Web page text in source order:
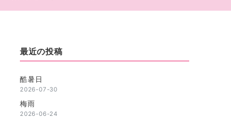
最近の投稿
酷暑日
2026-07-30
梅雨
2026-06-24